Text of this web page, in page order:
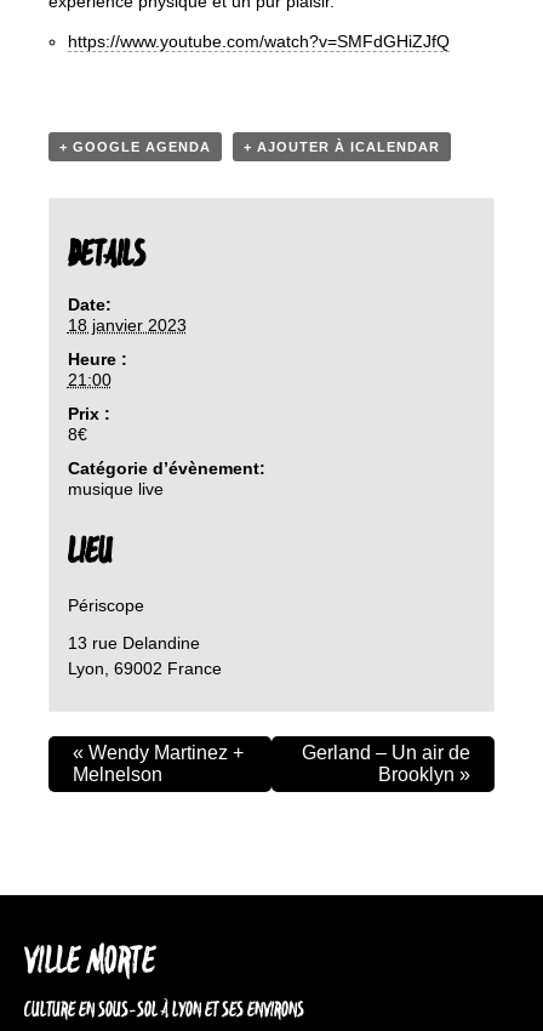
https://www.youtube.com/watch?v=SMFdGHiZJfQ
+ GOOGLE AGENDA + AJOUTER À ICALENDAR
DETAILS
Date:
18 janvier 2023
Heure :
21:00
Prix :
8€
Catégorie d’évènement:
musique live
LIEU
Périscope
13 rue Delandine
Lyon 69002 France
« Wendy Martinez +
Melnelson
Gerland – Un air de
Brooklyn »
VILLE MORTE
CULTURE EN SOUS-SOL À LYON ET SES ENVIRONS